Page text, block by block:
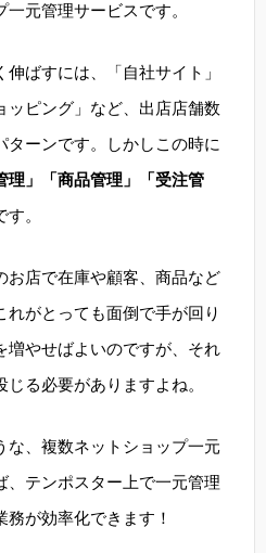
元管理サービスです。
ばすには、「自社サイト」
ッピング」など、出店店舗数
ターンです。しかしこの時に
理」「商品管理」「受注管
。
お店で在庫や顧客、商品など
れがとっても面倒で手が回り
増やせばよいのですが、それ
る必要がありますよね。
な、複数ネットショップ一元
、テンポスター上で一元管理
が効率化できます！